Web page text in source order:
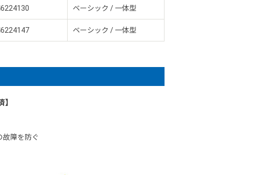
ベーシック / 一体型
ベーシック / 一体型
障を防ぐ